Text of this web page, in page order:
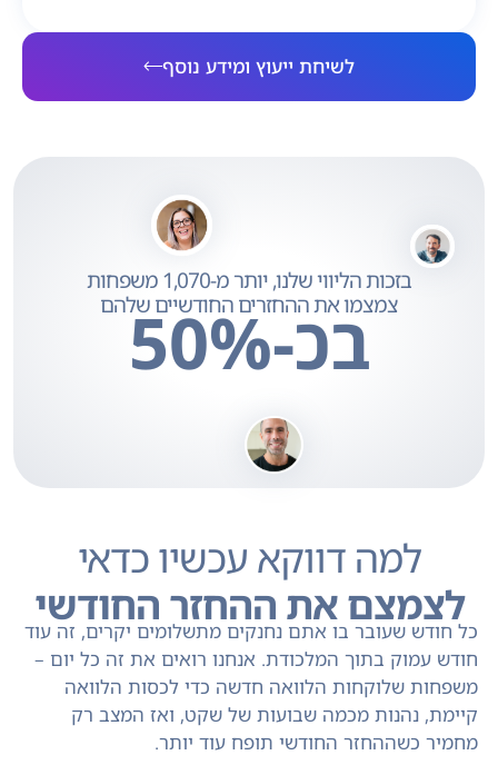
לשיחת ייעוץ ומידע נוסף
בזכות הליווי שלנו, יותר מ-1,070 משפחות
צמצמו את ההחזרים החודשיים שלהם
בכ-%50
למה דווקא עכשיו כדאי
לצמצם את ההחזר החודשי
כל חודש שעובר בו אתם נחנקים מתשלומים יקרים, זה עוד
חודש עמוק בתוך המלכודת. אנחנו רואים את זה כל יום –
משפחות שלוקחות הלוואה חדשה כדי לכסות הלוואה
קיימת, נהנות מכמה שבועות של שקט, ואז המצב רק
מחמיר כשההחזר החודשי תופח עוד יותר.